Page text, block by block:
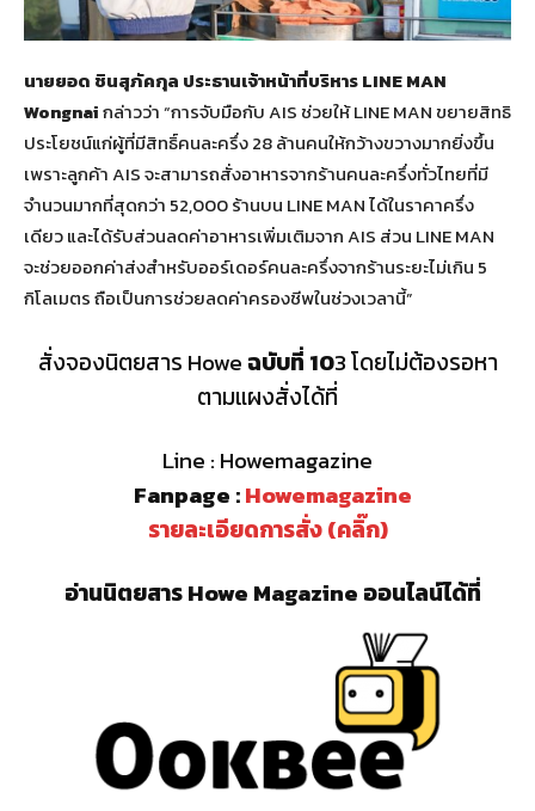
นายยอด ชินสุภัคกุล ประธานเจ้าหน้าที่บริหาร LINE MAN
Wongnaiกล่าวว่า “การจับมือกับ AIS ช่วยให้ LINE MAN ขยายสิทธิ
ประโยชน์แก่ผู้ที่มีสิทธิ์คนละครึ่ง 28 ล้านคนให้กว้างขวางมากยิ่งขึ้น
เพราะลูกค้า AIS จะสามารถสั่งอาหารจากร้านคนละครึ่งทั่วไทยที่มี
จำนวนมากที่สุดกว่า 52,000 ร้านบน LINE MAN ได้ในราคาครึ่ง
เดียว และได้รับส่วนลดค่าอาหารเพิ่มเติมจาก AIS ส่วน LINE MAN
จะช่วยออกค่าส่งสำหรับออร์เดอร์คนละครึ่งจากร้านระยะไม่เกิน 5
กิโลเมตร ถือเป็นการช่วยลดค่าครองชีพในช่วงเวลานี้”
สั่งจองนิตยสาร Howe ฉบับที่ 103 โดยไม่ต้องรอหา
ตามแผงสั่งได้ที่
Line : Howemagazine
Fanpage :Howemagazine
รายละเอียดการสั่ง (คลิ๊ก)
อ่านนิตยสาร Howe Magazine ออนไลน์ได้ที่